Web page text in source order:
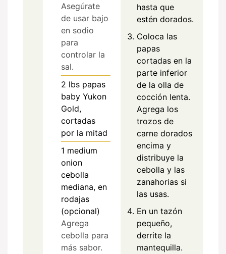
Asegúrate
de usar bajo
en sodio
para
controlar la
sal.
2 lbs papas
baby Yukon
Gold,
cortadas
por la mitad
1 medium
onion
cebolla
mediana, en
rodajas
(opcional)
Agrega
cebolla para
más sabor.
hasta que
estén dorados.
Coloca las
papas
cortadas en la
parte inferior
de la olla de
cocción lenta.
Agrega los
trozos de
carne dorados
encima y
distribuye la
cebolla y las
zanahorias si
las usas.
En un tazón
pequeño,
derrite la
mantequilla.